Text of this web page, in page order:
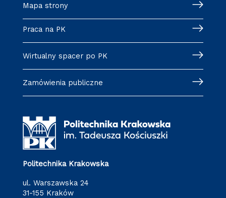
Mapa strony
Praca na PK
Wirtualny spacer po PK
Zamówienia publiczne
Politechnika Krakowska
ul. Warszawska 24
31-155 Kraków